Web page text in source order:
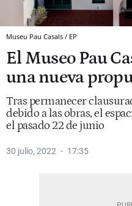
Museu Pau Casals / EP
El Museo Pau
una nueva
Tras permanecer
debido a las obras, el
el pasado 22 de junio
30 julio, 2022 17:35